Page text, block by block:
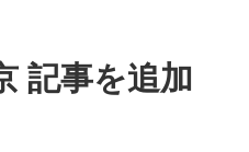
記事を追加